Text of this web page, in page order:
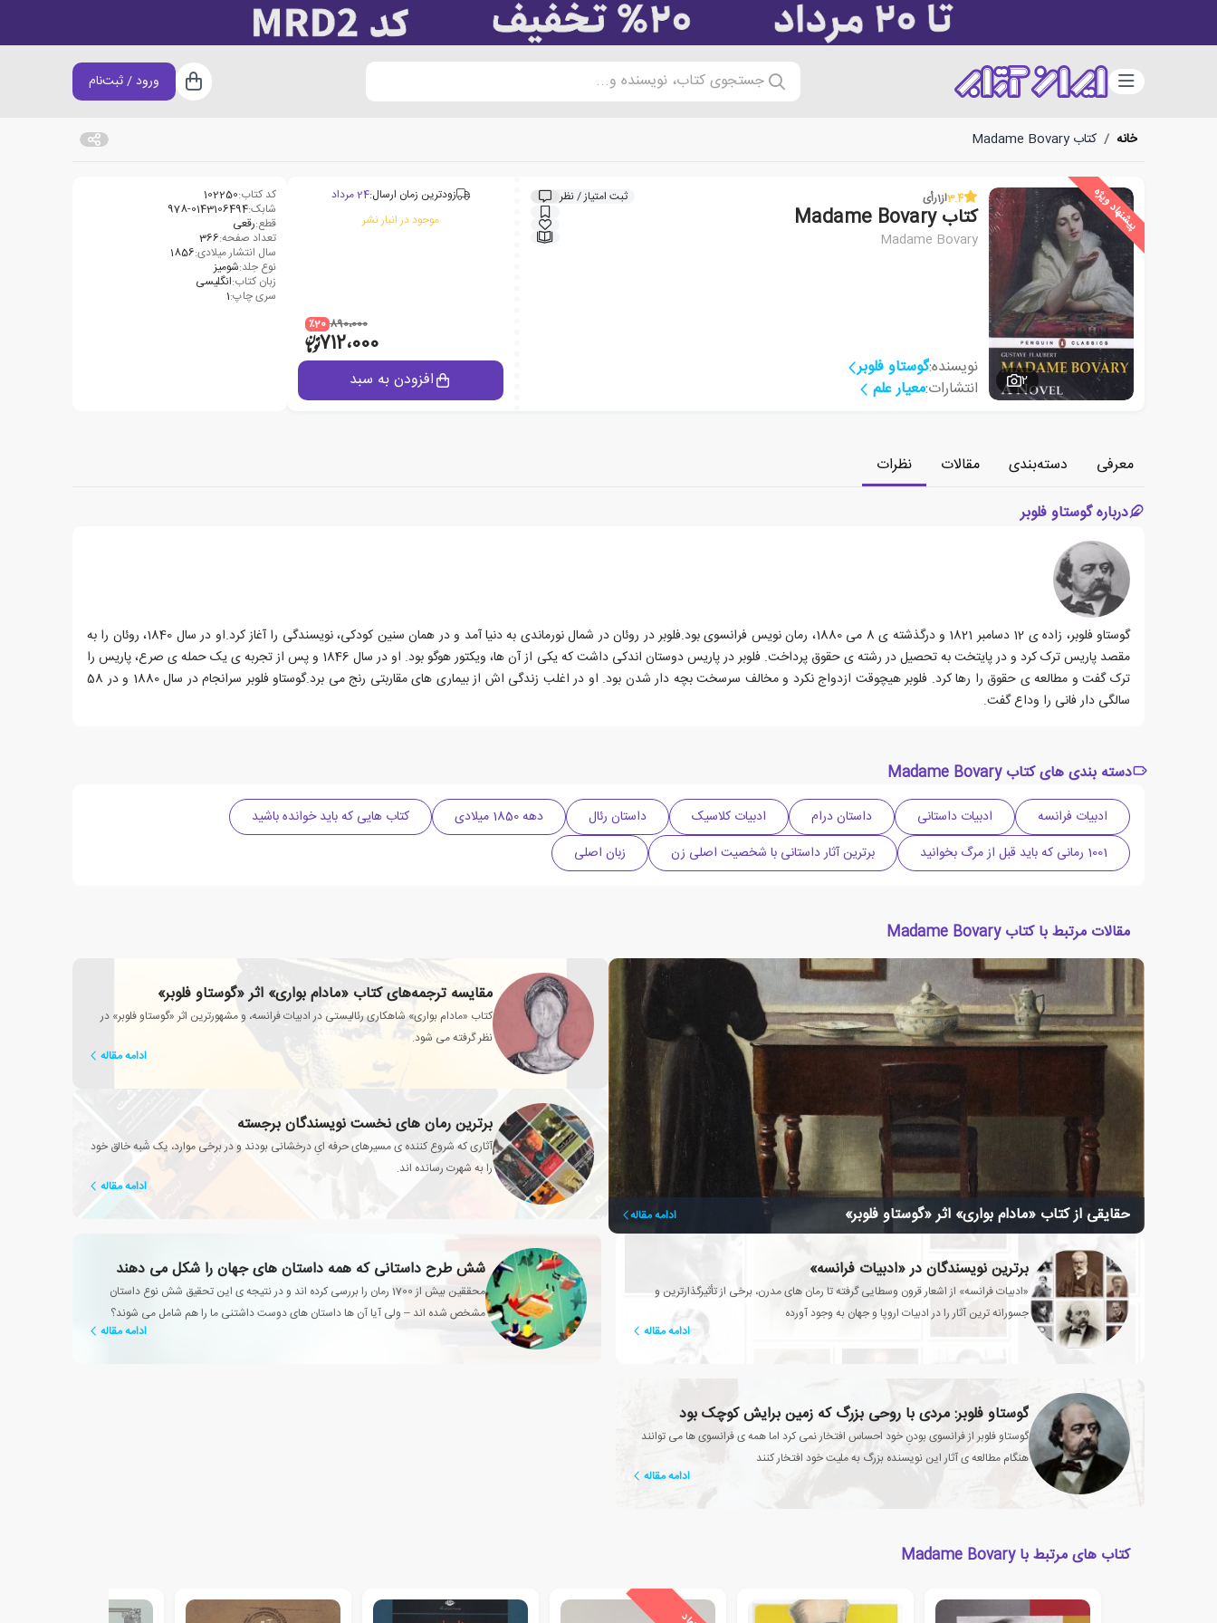
دسته‌بندی جستجوی کتاب، نویسنده و... سبد خرید
ورود / ثبت‌نام
خانه / کتاب Madame Bovary
پیشنهاد ویژه
2
3.4از1رأی ثبت امتیاز / نظر
کتاب Madame Bovary
Madame Bovary
نویسنده:گوستاو فلوبر
انتشارات:معیار علم
زودترین زمان ارسال:24 مرداد
موجود در انبار نشر
890،000 ٪20
712،000
افزودن به سبد
کد کتاب:102250
شابک:978-0143106494
قطع:رقعی
تعداد صفحه:366
سال انتشار میلادی:1856
نوع جلد:شومیز
زبان کتاب:انگلیسی
سری چاپ:1
معرفی دسته‌بندی مقالات
نظرات
درباره گوستاو فلوبر
گوستاو فلوبر، زاده ی 12 دسامبر 1821 و درگذشته ی 8 می 1880، رمان نویس فرانسوی بود.فلوبر در روئان در شمال نورماندی به دنیا آمد و در همان سنین کودکی، نویسندگی را آغاز کرد.او در سال 1840، روئان را به
مقصد پاریس ترک کرد و در پایتخت به تحصیل در رشته ی حقوق پرداخت. فلوبر در پاریس دوستان اندکی داشت که یکی از آن ها، ویکتور هوگو بود. او در سال 1846 و پس از تجربه ی یک حمله ی صرع، پاریس را
ترک گفت و مطالعه ی حقوق را رها کرد. فلوبر هیچوقت ازدواج نکرد و مخالف سرسخت بچه دار شدن بود. او در اغلب زندگی اش از بیماری های مقاربتی رنج می برد.گوستاو فلوبر سرانجام در سال 1880 و در 58
سالگی دار فانی را وداع گفت.
دسته بندی های کتاب Madame Bovary
ادبیات فرانسه ادبیات داستانی داستان درام ادبیات کلاسیک داستان رئال دهه 1850 میلادی
کتاب هایی که باید خوانده باشید
1001 رمانی که باید قبل از مرگ بخوانید
برترین آثار داستانی با شخصیت اصلی زن زبان اصلی
مقالات مرتبط با کتاب Madame Bovary
حقایقی از کتاب «مادام بواری» اثر «گوستاو فلوبر» ادامه مقاله
مقایسه ترجمه‌های کتاب «مادام بواری» اثر «گوستاو فلوبر»
کتاب «مادام بواری» شاهکاری رئالیستی در ادبیات فرانسه، و مشهورترین اثر «گوستاو فلوبر» در
نظر گرفته می شود.
ادامه مقاله
برترین رمان های نخست نویسندگان برجسته
آثاری که شروع کننده ی مسیرهای حرفه ایِ درخشانی بودند و در برخی موارد، یک شَبه خالق خود
را به شهرت رسانده اند.
ادامه مقاله
برترین نویسندگان در «ادبیات فرانسه»
«ادبیات فرانسه» از اشعار قرون وسطایی گرفته تا رمان های مدرن، برخی از تأثیرگذارترین و
جسورانه ترین آثار را در ادبیات اروپا و جهان به وجود آورده
ادامه مقاله
شش طرح داستانی که همه داستان های جهان را شکل می دهند
محققین بیش از 1700 رمان را بررسی کرده اند و در نتیجه ی این تحقیق شش نوع داستان
مشخص شده اند – ولی آیا آن ها داستان های دوست داشتنی ما را هم شامل می شوند؟
ادامه مقاله
گوستاو فلوبر: مردی با روحی بزرگ که زمین برایش کوچک بود
گوستاو فلوبر از فرانسوی بودنِ خود احساس افتخار نمی کرد اما همه ی فرانسوی ها می توانند
هنگام مطالعه ی آثار این نویسنده بزرگ به ملیت خود افتخار کنند
ادامه مقاله
کتاب های مرتبط با Madame Bovary